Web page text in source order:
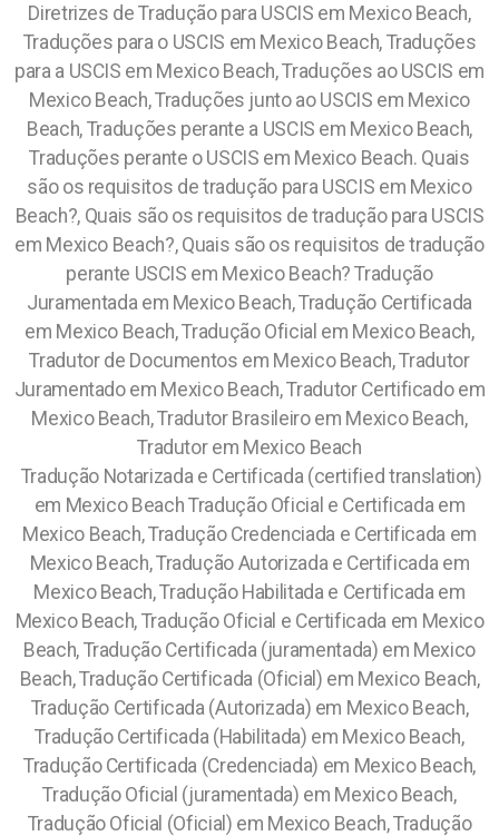
Diretrizes de Tradução para USCIS em Mexico Beach,
Traduções para o USCIS em Mexico Beach, Traduções
para a USCIS em Mexico Beach, Traduções ao USCIS em
Mexico Beach, Traduções junto ao USCIS em Mexico
Beach, Traduções perante a USCIS em Mexico Beach,
Traduções perante o USCIS em Mexico Beach. Quais
são os requisitos de tradução para USCIS em Mexico
Beach?, Quais são os requisitos de tradução para USCIS
em Mexico Beach?, Quais são os requisitos de tradução
perante USCIS em Mexico Beach?Tradução
Juramentada em Mexico Beach, Tradução Certificada
em Mexico Beach, Tradução Oficial em Mexico Beach,
Tradutor de Documentos em Mexico Beach, Tradutor
Juramentado em Mexico Beach, Tradutor Certificado em
Mexico Beach, Tradutor Brasileiro em Mexico Beach,
Tradutor em Mexico Beach
Tradução Notarizada e Certificada (certified translation)
em Mexico Beach Tradução Oficial e Certificada em
Mexico Beach, Tradução Credenciada e Certificada em
Mexico Beach, Tradução Autorizada e Certificada em
Mexico Beach, Tradução Habilitada e Certificada em
Mexico Beach, Tradução Oficial e Certificada em Mexico
Beach, Tradução Certificada (juramentada) em Mexico
Beach, Tradução Certificada (Oficial) em Mexico Beach,
Tradução Certificada (Autorizada) em Mexico Beach,
Tradução Certificada (Habilitada) em Mexico Beach,
Tradução Certificada (Credenciada) em Mexico Beach,
Tradução Oficial (juramentada) em Mexico Beach,
Tradução Oficial (Oficial) em Mexico Beach, Tradução